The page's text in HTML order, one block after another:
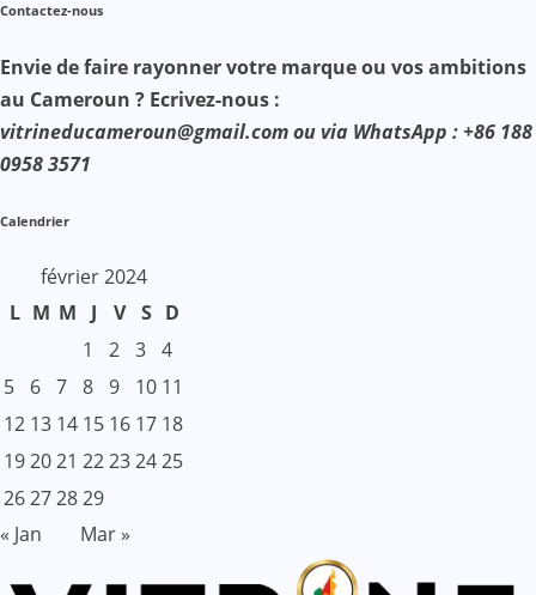
Contactez-nous
Envie de faire rayonner votre marque ou vos ambitions
au Cameroun ? Ecrivez-nous :
vitrineducameroun@gmail.com ou via WhatsApp : +86 188
0958 3571
Calendrier
février 2024
L M M J V S D
1
2 3 4
5
6 7 8 9 10 11
12 13 14 15 16 17 18
192021 22232425
26272829
« Jan
Mar »